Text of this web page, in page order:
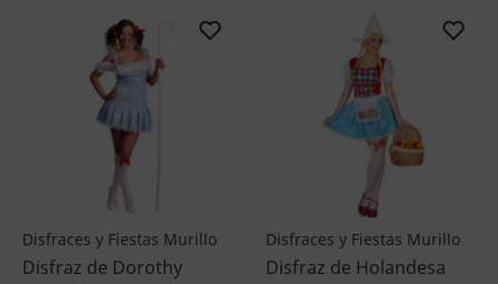
Disfraces y Fiestas Murillo
Disfraz de Dorothy
Disfraces y Fiestas Murillo
Disfraz de Holandesa